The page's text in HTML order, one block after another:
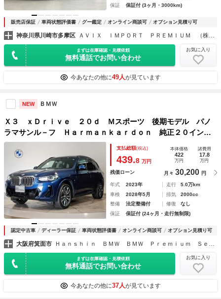
保証
保証付 (3ヶ月・3000km)
販売店保証 車両状態評価書 グー鑑定 オンライン商談可 オプション見積り可
神奈川県川崎市多摩区 ＡＶＩＸ ＩＭＰＯＲＴ ＰＲＥＭＩＵＭ （株）アビックスコーポレーション
まずは在庫確認・見積依頼
無料通話でお問い合わせ
お気に入り
今あなたの他に49人が見ています
NEW ＢＭＷ
Ｘ３ ｘＤｒｉｖｅ ２０ｄ Ｍスポーツ 後期モデル パノ
ラマサンル－フ Ｈａｒｍａｎｋａｒｄｏｎ 純正２０インチ
ＡＷ リアアジャストメント ブラックレザ－ シ－トエアコ
ン ハンドル＆シ－トヒ－タ－ 全周囲カメラ 地デジ リア
サイドブラインド
支払総額(税込)
439.8 万円
本体価格
422
万円
諸費用
17.8
万円
残価ローン 月々 30,200 円
年式 2023年 走行
5.0万km
車検
2028年5月 排気
2000cc
整備
法定整備付 修復
なし
保証
保証付 (24ヶ月・走行無制限)
認定中古車 ディーラー保証 車両状態評価書 オンライン商談可 オプション見積り可
大阪府箕面市
まずは在庫確認・見積依頼
無料通話でお問い合わせ
お気に入り
今あなたの他に37人が見ています